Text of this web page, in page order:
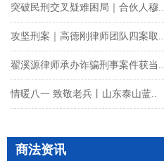
突破民刑交叉疑难困局｜合伙人穆..
攻坚刑案｜高德刚律师团队四案取..
翟溪源律师承办诈骗刑事案件获当..
情暖八一 致敬老兵丨山东泰山蓝..
商法资讯